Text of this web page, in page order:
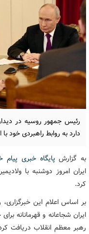
رئیس جمهور روسیه در
دارد به روابط راهبردی خود با
به گزارش پایگاه خبری پیام
ایران امروز دوشنبه با
کرد.
بر اساس اعلام این
ایران شجاعانه و قهرمانانه
رهبر معظم انقلاب دریافت